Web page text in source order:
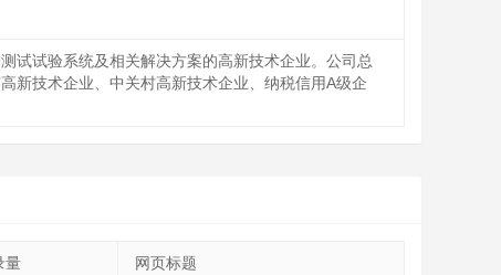
试试验系统及相关解决方案的高新技术企业。公司总
新技术企业、中关村高新技术企业、纳税信用A级企
量 网页标题